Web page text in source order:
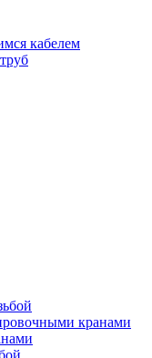
кабелем
кранами